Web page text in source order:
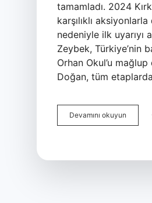
tamamladı. 2024
karşılıklı
nedeniyle ilk uyarıyı
Zeybek, Türkiye’nin
Orhan Okul’u mağlup
Doğan, tüm
Devamını okuyun